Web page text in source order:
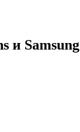
и Samsung